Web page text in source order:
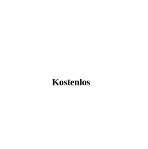
Kostenlos